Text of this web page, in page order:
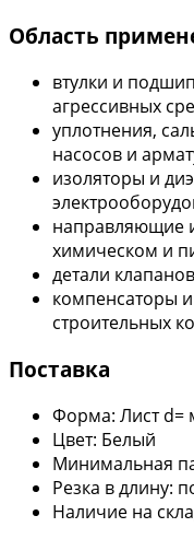
Область
втулки и
агрессивных
уплотнения,
насосов и
изоляторы и
направляющие
химическом и
детали
компенсаторы
строительных
Поставка
Форма: Лист d=
Цвет: Белый
Минимальная
Резка в длину:
Наличие на